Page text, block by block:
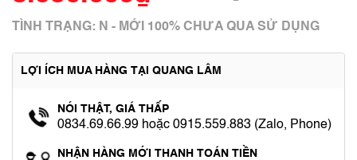
TÌNH TRẠNG: N - MỚI 100% CHƯA QUA SỬ DỤNG
LỢI ÍCH MUA HÀNG TẠI QUANG LÂM
NÓI THẬT, GIÁ THẤP
0834.69.66.99 hoặc 0915.559.883 (Zalo, Phone)
NHẬN HÀNG MỚI THANH TOÁN TIỀN